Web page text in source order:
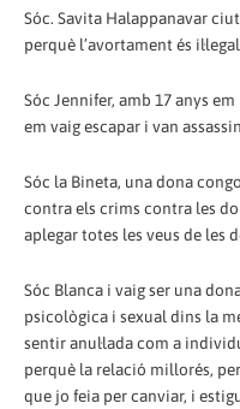
Sóc. Savita Halappanavar
perquè l’avortament és
Sóc Jennifer, amb 17 anys
em vaig escapar i van
Sóc la Bineta, una dona
contra els crims contra les
aplegar totes les veus de les
Sóc Blanca i vaig ser una
psicològica i sexual dins la
sentir anul·lada com a
perquè la relació millorés,
que jo feia per canviar, i